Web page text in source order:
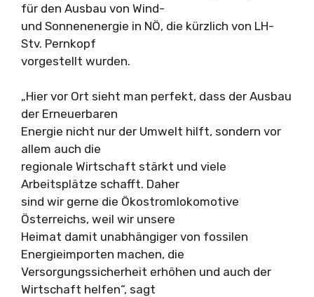
für den Ausbau von Wind-
und Sonnenenergie in NÖ, die kürzlich von LH-
Stv. Pernkopf
vorgestellt wurden.
„Hier vor Ort sieht man perfekt, dass der Ausbau
der Erneuerbaren
Energie nicht nur der Umwelt hilft, sondern vor
allem auch die
regionale Wirtschaft stärkt und viele
Arbeitsplätze schafft. Daher
sind wir gerne die Ökostromlokomotive
Österreichs, weil wir unsere
Heimat damit unabhängiger von fossilen
Energieimporten machen, die
Versorgungssicherheit erhöhen und auch der
Wirtschaft helfen“, sagt